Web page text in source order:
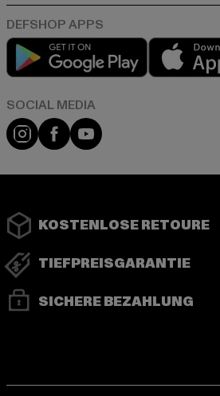
Play market
Instagram
FacebookYouTube
KOSTENLOSE RETOURE
TIEFPREISGARANTIE
SICHERE BEZAHLUNG